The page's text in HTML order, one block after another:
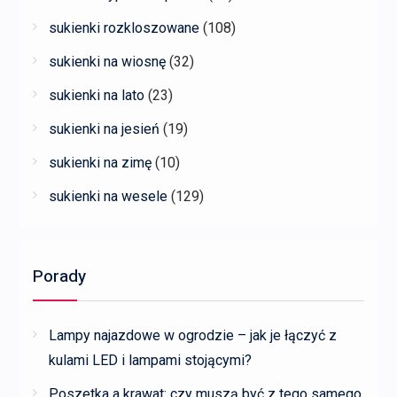
sukienki rozkloszowane (108)
sukienki na wiosnę (32)
sukienki na lato (23)
sukienki na jesień (19)
sukienki na zimę (10)
sukienki na wesele (129)
Porady
Lampy najazdowe w ogrodzie – jak je łączyć z
kulami LED i lampami stojącymi?